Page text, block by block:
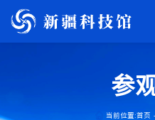
参
当前位置:首页 -